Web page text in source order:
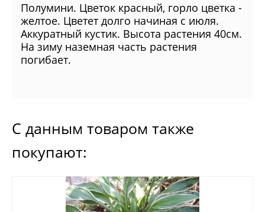
Полумини. Цветок красный, горло цветка -
желтое. Цветет долго начиная с июля.
Аккуратный кустик. Высота растения 40см.
На зиму наземная часть растения
погибает.
С данным товаром также
покупают: